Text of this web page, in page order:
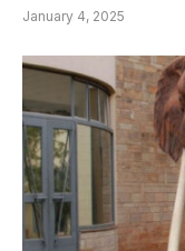
January 4, 2025